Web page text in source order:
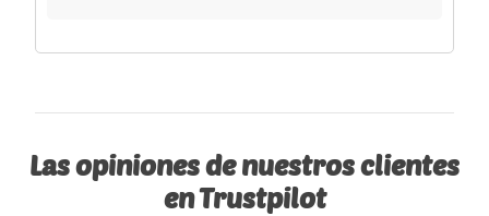
Las opiniones de nuestros clientes
en Trustpilot